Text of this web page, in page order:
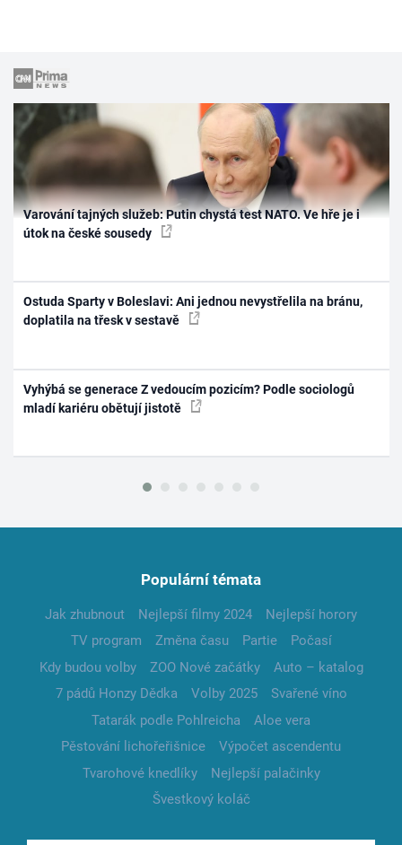
Varování tajných služeb: Putin chystá test NATO. Ve hře je i
útok na české sousedy
Ostuda Sparty v Boleslavi: Ani jednou nevystřelila na bránu,
doplatila na třesk v sestavě
Vyhýbá se generace Z vedoucím pozicím? Podle sociologů
mladí kariéru obětují jistotě
Populární témata
Jak zhubnout Nejlepší filmy 2024
Nejlepší horory
TV program
Změna času Partie
Počasí
Kdy budou volby
ZOO Nové začátky
Auto – katalog
7 pádů Honzy Dědka
Volby 2025
Svařené víno
Tatarák podle Pohlreicha
Aloe vera
Pěstování lichořeřišnice
Výpočet ascendentu
Tvarohové knedlíky
Nejlepší palačinky
Švestkový koláč